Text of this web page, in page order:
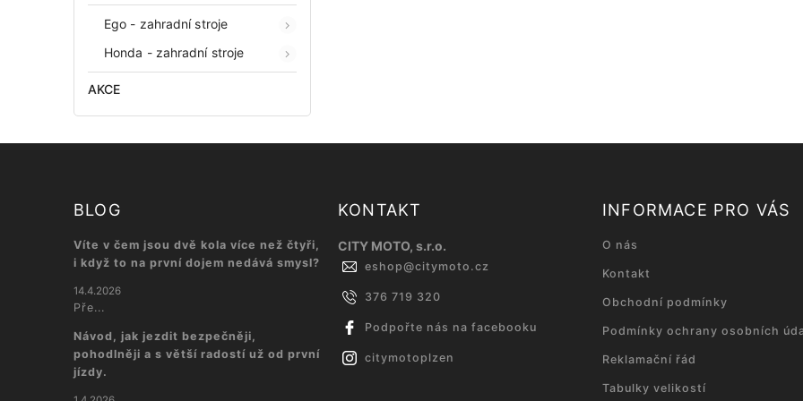
Ego - zahradní stroje
Honda - zahradní stroje
AKCE
BLOG
Víte v čem jsou dvě kola více než čtyři,
i když to na první dojem nedává smysl?
14.4.2026
Pře...
Návod, jak jezdit bezpečněji,
pohodlněji a s větší radostí už od první
jízdy.
KONTAKT
CITY MOTO, s.r.o.
eshop@citymoto.cz
376 719 320
Podpořte nás na facebooku
citymotoplzen
INFORMACE PRO VÁS
O nás
Kontakt
Obchodní podmínky
Podmínky ochrany osobních
Reklamační řád
Tabulky velikostí